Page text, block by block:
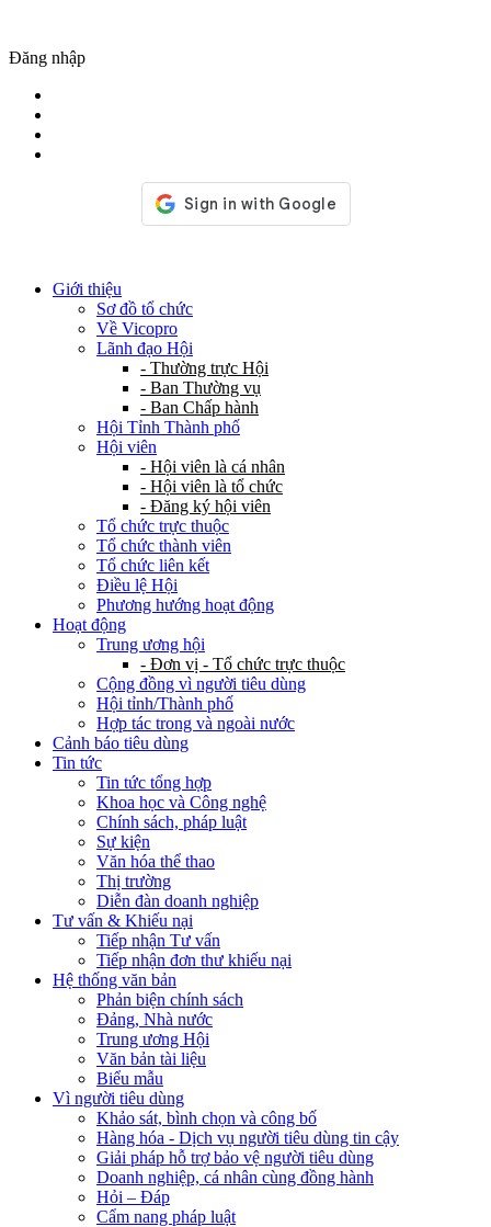
Đăng nhập
Giới thiệu
Sơ đồ tổ chức
Về Vicopro
Lãnh đạo Hội
- Thường trực Hội
- Ban Thường vụ
- Ban Chấp hành
Hội Tỉnh Thành phố
Hội viên
- Hội viên là cá nhân
- Hội viên là tổ chức
- Đăng ký hội viên
Tổ chức trực thuộc
Tổ chức thành viên
Tổ chức liên kết
Điều lệ Hội
Phương hướng hoạt động
Hoạt động
Trung ương hội
- Đơn vị - Tổ chức trực thuộc
Cộng đồng vì người tiêu dùng
Hội tỉnh/Thành phố
Hợp tác trong và ngoài nước
Cảnh báo tiêu dùng
Tin tức
Tin tức tổng hợp
Khoa học và Công nghệ
Chính sách, pháp luật
Sự kiện
Văn hóa thể thao
Thị trường
Diễn đàn doanh nghiệp
Tư vấn & Khiếu nại
Tiếp nhận Tư vấn
Tiếp nhận đơn thư khiếu nại
Hệ thống văn bản
Phản biện chính sách
Đảng, Nhà nước
Trung ương Hội
Văn bản tài liệu
Biểu mẫu
Vì người tiêu dùng
Khảo sát, bình chọn và công bố
Hàng hóa - Dịch vụ người tiêu dùng tin cậy
Giải pháp hỗ trợ bảo vệ người tiêu dùng
Doanh nghiệp, cá nhân cùng đồng hành
Hỏi – Đáp
Cẩm nang pháp luật